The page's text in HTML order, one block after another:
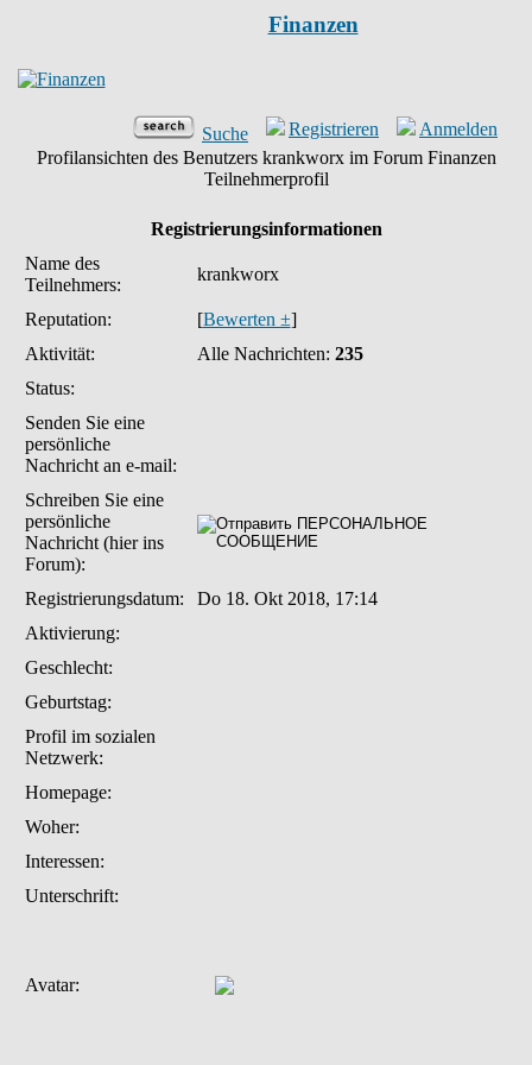
Finanzen
Suche Registrieren
Anmelden
Profilansichten des Benutzers krankworx im Forum Finanzen
Teilnehmerprofil
Registrierungsinformationen
Name des
Teilnehmers:
krankworx
Reputation: [Bewerten ±]
Aktivität:
Alle Nachrichten: 235
Status:
Senden Sie eine
persönliche
Nachricht an e-mail:
Schreiben Sie eine
persönliche
Nachricht (hier ins
Forum):
Registrierungsdatum:
Do 18. Okt 2018, 17:14
Aktivierung:
Geschlecht:
Geburtstag:
Profil im sozialen
Netzwerk:
Homepage:
Woher:
Interessen:
Unterschrift:
Avatar: